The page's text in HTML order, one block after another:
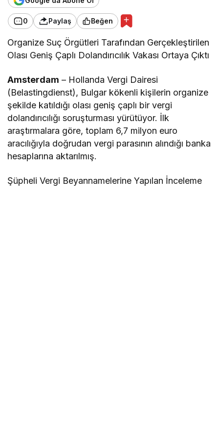
0 Paylaş Beğen
Organize Suç Örgütleri Tarafından Gerçekleştirilen
Olası Geniş Çaplı Dolandırıcılık Vakası Ortaya Çıktı
Amsterdam – Hollanda Vergi Dairesi
(Belastingdienst), Bulgar kökenli kişilerin organize
şekilde katıldığı olası geniş çaplı bir vergi
dolandırıcılığı soruşturması yürütüyor. İlk
araştırmalara göre, toplam 6,7 milyon euro
aracılığıyla doğrudan vergi parasının alındığı banka
hesaplarına aktarılmış.
Şüpheli Vergi Beyannamelerine Yapılan İnceleme